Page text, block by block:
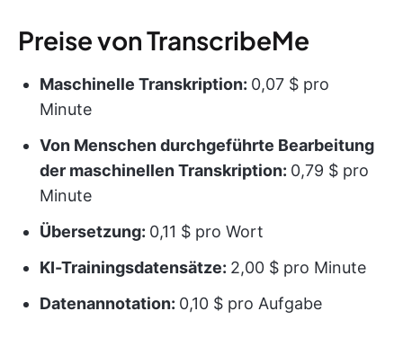
Preise von TranscribeMe
Maschinelle Transkription: 0,07 $ pro
Minute
Von Menschen durchgeführte Bearbeitung
der maschinellen Transkription: 0,79 $ pro
Minute
Übersetzung: 0,11 $ pro Wort
KI-Trainingsdatensätze: 2,00 $ pro Minute
Datenannotation: 0,10 $ pro Aufgabe